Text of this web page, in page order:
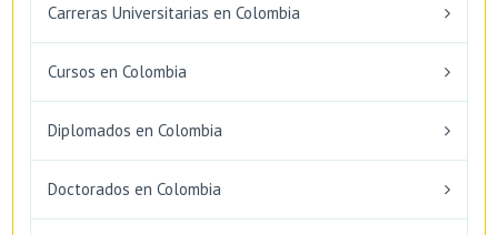
Carreras Universitarias en Colombia
Cursos en Colombia
Diplomados en Colombia
Doctorados en Colombia